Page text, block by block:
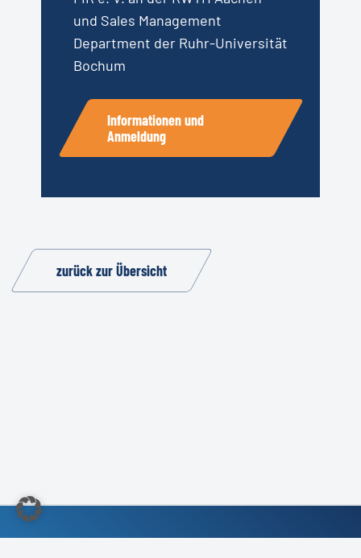
und Sales Management
Department der Ruhr-Universität
Bochum
Informationen und
Anmeldung
zurück zur Übersicht
©2022 Kundendienst-Verband Deutschland e.V.